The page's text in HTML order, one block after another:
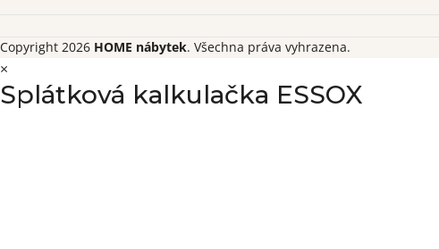
Copyright 2026 HOME nábytek. Všechna práva vyhrazena.
×
Splátková kalkulačka ESSOX